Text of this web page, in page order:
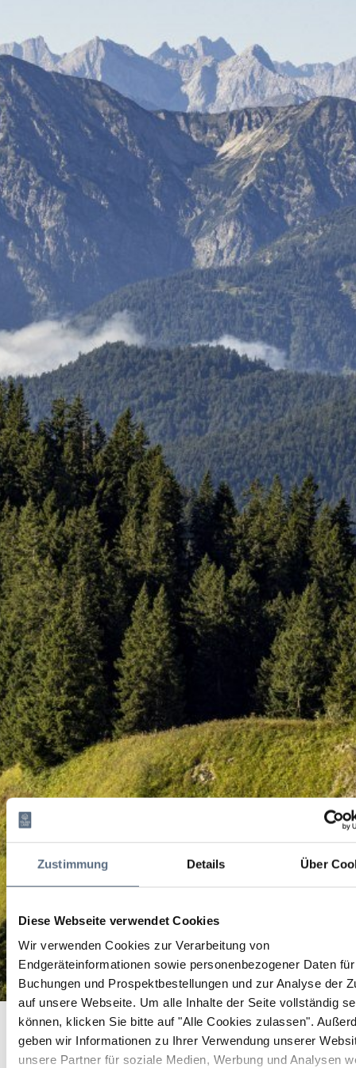
Zustimmung Details Über
Diese Webseite verwendet Cookies
Wir verwenden Cookies zur Verarbeitung von
Endgeräteinformationen sowie personenbezogener Daten
Buchungen und Prospektbestellungen und zur Analyse der
auf unsere Webseite. Um alle Inhalte der Seite vollständig
können, klicken Sie bitte auf "Alle Cookies zulassen".
geben wir Informationen zu Ihrer Verwendung unserer
unsere Partner für soziale Medien, Werbung und Analysen
Kanu-Tour auf der Isar
Startseite Kanu-Tour auf der Isar
Kanu-Tour auf der Isar